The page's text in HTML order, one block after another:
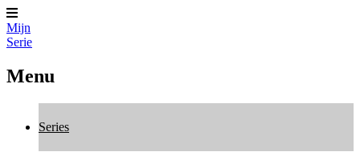
Mijn
Serie
Menu
Series